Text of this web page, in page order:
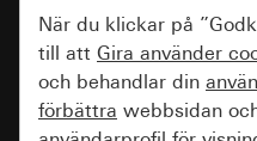
RF Multi
pilsymboler för
När du klickar på
till att Gira använder
och behandlar din
förbättra webbsidan